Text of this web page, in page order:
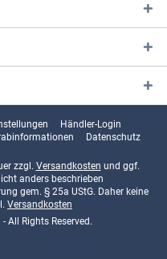
Händler-Login
Datenschutz
zzgl. Versandkosten und ggf.
anders beschrieben
gem. § 25a UStG. Daher keine
Versandkosten
All Rights Reserved.